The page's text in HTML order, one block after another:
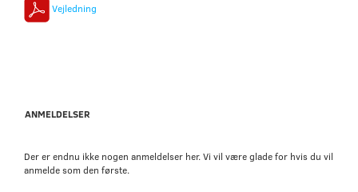
Vejledning
ANMELDELSER
Der er endnu ikke nogen anmeldelser her. Vi vil være glade for hvis du vil
anmelde som den første.